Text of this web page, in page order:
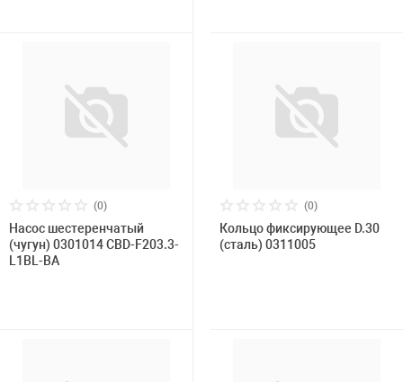
(0)
Насос шестеренчатый
(чугун) 0301014 CBD-F203.3-
L1BL-BA
(0)
Кольцо фиксирующее D.30
(сталь) 0311005